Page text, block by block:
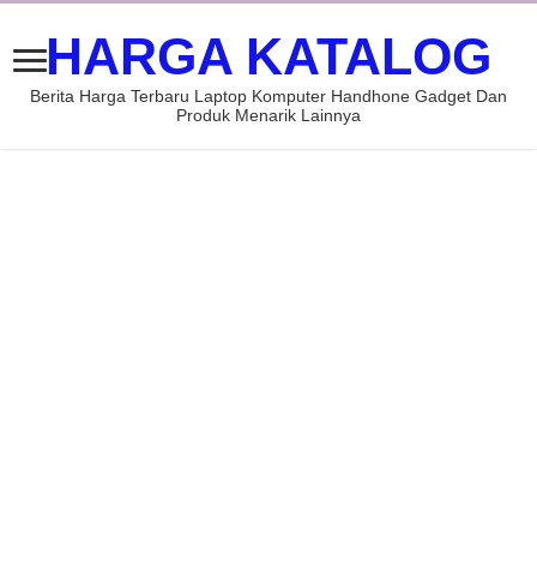
HARGA KATALOG
Berita Harga Terbaru Laptop Komputer Handhone Gadget Dan
Produk Menarik Lainnya